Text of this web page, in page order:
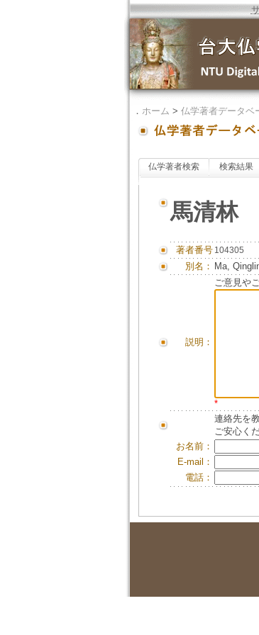
． ホーム > 仏学著者データベ
仏学著者検索 検索結果
馬清林
著者番号 104305
別名： Ma,
説明：
ご意見や
*
連絡先を
ご安心く
お名前：
E-mail：
電話：